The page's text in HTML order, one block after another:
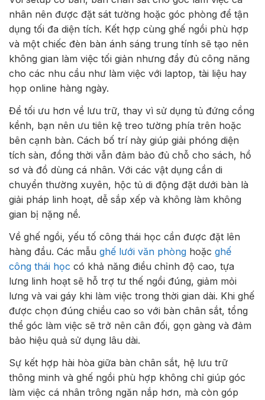
nhân nên được đặt sát tường hoặc góc phòng để tận
dụng tối đa diện tích. Kết hợp cùng ghế ngồi phù hợp
và một chiếc đèn bàn ánh sáng trung tính sẽ tạo nên
không gian làm việc tối giản nhưng đầy đủ công năng
cho các nhu cầu như làm việc với laptop, tài liệu hay
họp online hàng ngày.
Để tối ưu hơn về lưu trữ, thay vì sử dụng tủ đứng cồng
kềnh, bạn nên ưu tiên kệ treo tường phía trên hoặc
bên cạnh bàn. Cách bố trí này giúp giải phóng diện
tích sàn, đồng thời vẫn đảm bảo đủ chỗ cho sách, hồ
sơ và đồ dùng cá nhân. Với các vật dụng cần di
chuyển thường xuyên, hộc tủ di động đặt dưới bàn là
giải pháp linh hoạt, dễ sắp xếp và không làm không
gian bị nặng nề.
Về ghế ngồi, yếu tố công thái học cần được đặt lên
hàng đầu. Các mẫu ghế lưới văn phòng hoặc ghế
công thái học có khả năng điều chỉnh độ cao, tựa
lưng linh hoạt sẽ hỗ trợ tư thế ngồi đúng, giảm mỏi
lưng và vai gáy khi làm việc trong thời gian dài. Khi ghế
được chọn đúng chiều cao so với bàn chân sắt, tổng
thể góc làm việc sẽ trở nên cân đối, gọn gàng và đảm
bảo hiệu quả sử dụng lâu dài.
Sự kết hợp hài hòa giữa bàn chân sắt, hệ lưu trữ
thông minh và ghế ngồi phù hợp không chỉ giúp góc
làm việc cá nhân trông ngăn nắp hơn, mà còn góp